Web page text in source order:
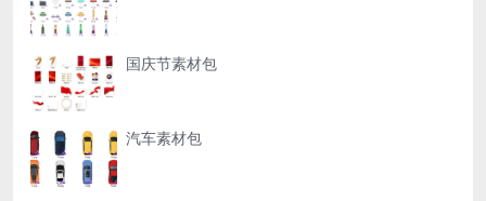
国庆节素材包
汽车素材包